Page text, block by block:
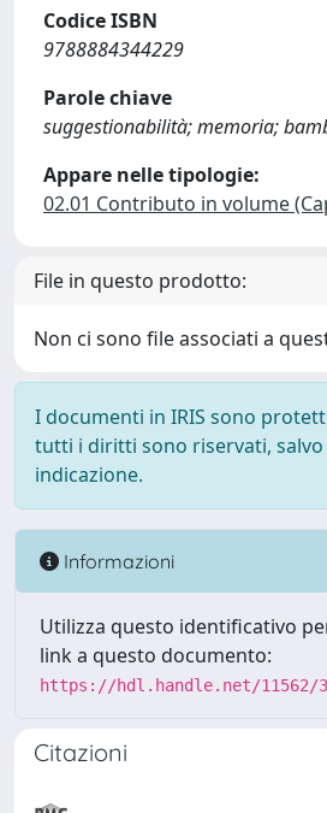
Codice ISBN
9788884344229
Parole chiave
suggestionabilità; memoria;
Appare nelle tipologie:
02.01 Contributo in volume
File in questo prodotto:
Non ci sono file associati a
I documenti in IRIS sono
tutti i diritti sono riservati, salvo
indicazione.
Informazioni
Utilizza questo identificativo
link a questo documento:
https://hdl.handle.net/11562/
Citazioni